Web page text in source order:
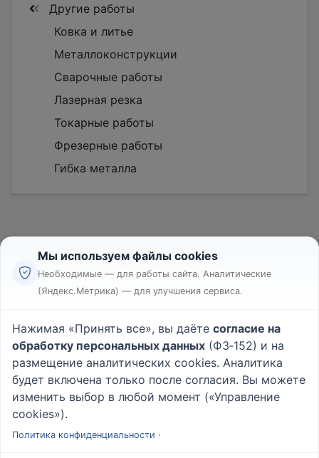
Другие работы
Ковка и литье
Металлоконструкции
Сварочные работы
Лазерная резка
Токарные работы
Фрезерные работы
Гибка металла
Реклама
Пользовательское соглашение
Политика конфиденциальности
Вопрос - Ответ|О проекте
Мы используем файлы cookies
Необходимые — для работы сайта. Аналитические
(Яндекс.Метрика) — для улучшения сервиса.
Нажимая «Принять все», вы даёте согласие на
обработку персональных данных (ФЗ‑152) и на
размещение аналитических cookies. Аналитика
будет включена только после согласия. Вы можете
изменить выбор в любой момент («Управление
cookies»).
Политика конфиденциальности ·